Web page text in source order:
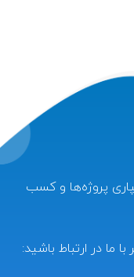
سپاری پروژه‌ها و کسب
ما در ارتباط باشید: